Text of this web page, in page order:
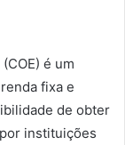
é um
fixa e
de obter
instituições